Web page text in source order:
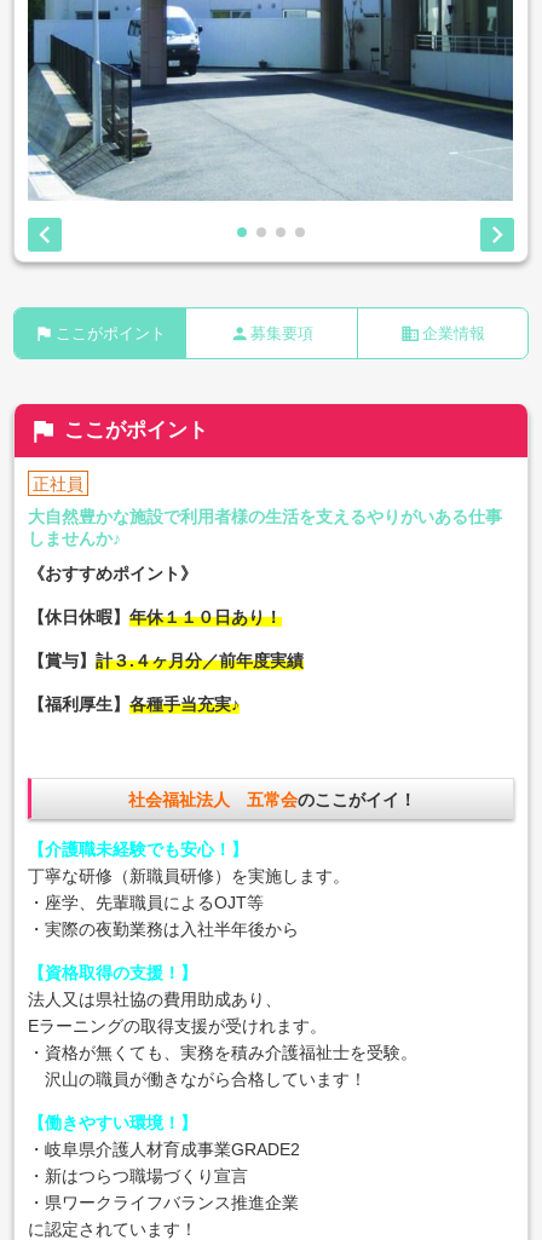
 
flag ここがポイント person 募集要項 business 企業情報
flag ここがポイント
正社員
大自然豊かな施設で利用者様の生活を支えるやりがいある仕事
しませんか♪
《おすすめポイント》
【休日休暇】年休１１０日あり！
【賞与】計３.４ヶ月分／前年度実績
【福利厚生】各種手当充実♪
社会福祉法人 五常会のここがイイ！
【介護職未経験でも安心！】
丁寧な研修（新職員研修）を実施します。
・座学、先輩職員によるOJT等
・実際の夜勤業務は入社半年後から
【資格取得の支援！】
法人又は県社協の費用助成あり、
Eラーニングの取得支援が受けれます。
・資格が無くても、実務を積み介護福祉士を受験。
沢山の職員が働きながら合格しています！
【働きやすい環境！】
・岐阜県介護人材育成事業GRADE2
・新はつらつ職場づくり宣言
・県ワークライフバランス推進企業
に認定されています！